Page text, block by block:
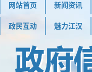
网站首页 新闻资讯
政民互动 魅力江汉